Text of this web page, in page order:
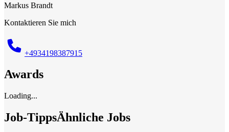
Markus Brandt
Kontaktieren Sie mich
+4934198387915
Awards
Loading...
Job-TippsÄhnliche Jobs